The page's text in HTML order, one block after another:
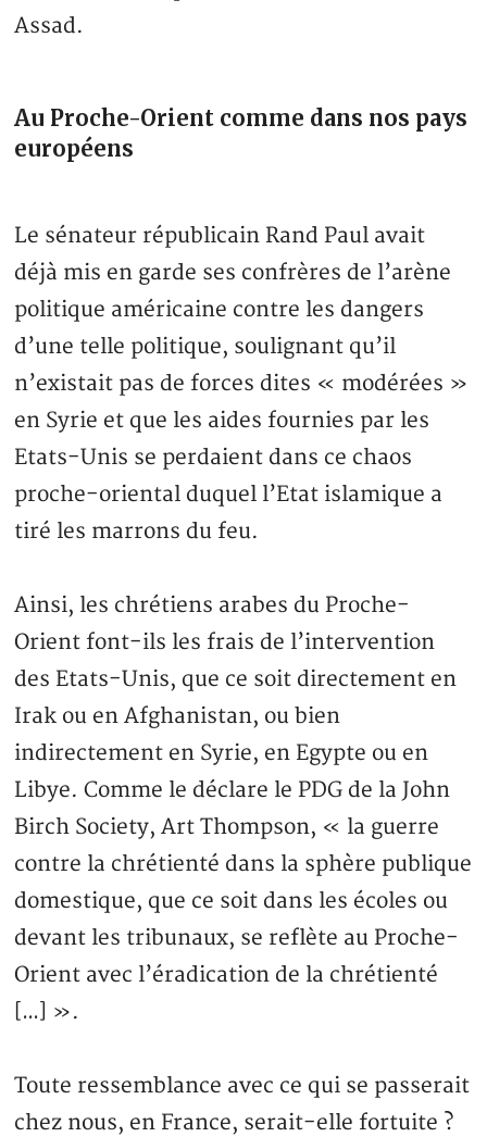
Assad.
Au Proche-Orient comme dans nos pays
européens
Le sénateur républicain Rand Paul avait
déjà mis en garde ses confrères de l’arène
politique américaine contre les dangers
d’une telle politique, soulignant qu’il
n’existait pas de forces dites « modérées »
en Syrie et que les aides fournies par les
Etats-Unis se perdaient dans ce chaos
proche-oriental duquel l’Etat islamique a
tiré les marrons du feu.
Ainsi, les chrétiens arabes du Proche-
Orient font-ils les frais de l’intervention
des Etats-Unis, que ce soit directement en
Irak ou en Afghanistan, ou bien
indirectement en Syrie, en Egypte ou en
Libye. Comme le déclare le PDG de la John
Birch Society, Art Thompson, « la guerre
contre la chrétienté dans la sphère publique
domestique, que ce soit dans les écoles ou
devant les tribunaux, se reflète au Proche-
Orient avec l’éradication de la chrétienté
[…] ».
Toute ressemblance avec ce qui se passerait
chez nous, en France, serait-elle fortuite ?